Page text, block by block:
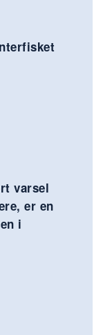
varsel
er en
i